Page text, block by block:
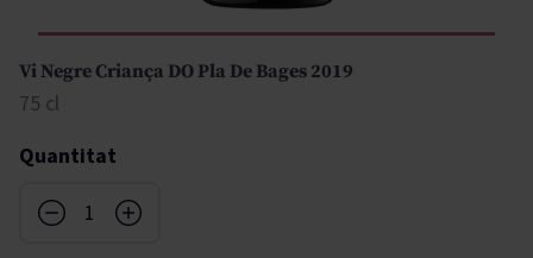
Vi Negre Criança DO Pla De Bages 2019
75 cl
Quantitat